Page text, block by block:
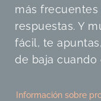
más
respuestas. Y
fácil, te
de baja cuando
Información sobre